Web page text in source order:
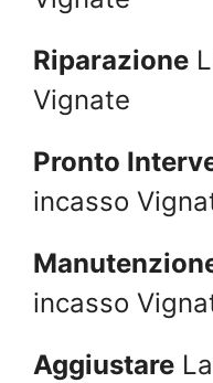
Riparazione
Vignate
Pronto
incasso
incasso
Aggiustare